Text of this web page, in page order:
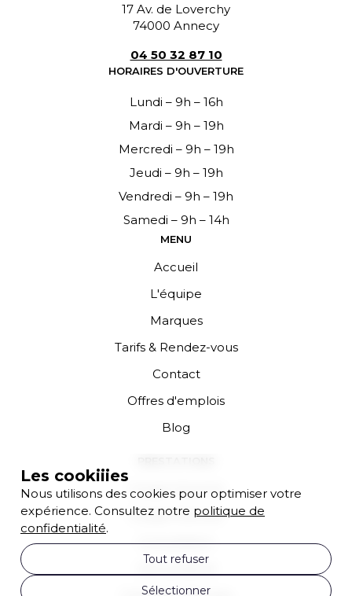
Les cookiiies
Nous utilisons des cookies pour optimiser votre
expérience. Consultez notre politique de
confidentialité.
Tout refuser
Sélectionner
17 Av. de Loverchy
74000 Annecy
04 50 32 87 10
HORAIRES D'OUVERTURE
Lundi – 9h – 16h
Mardi – 9h – 19h
Mercredi – 9h – 19h
Jeudi – 9h – 19h
Vendredi – 9h – 19h
Samedi – 9h – 14h
MENU
Accueil
L'équipe
Marques
Tarifs & Rendez-vous
Contact
Offres d'emplois
Blog
Coupe Homme
Coupe Femme
Consultation